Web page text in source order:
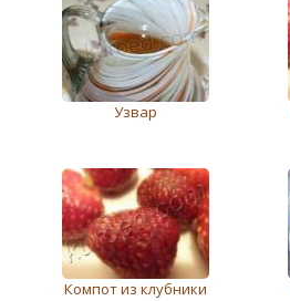
Узвар
Компот из клубники